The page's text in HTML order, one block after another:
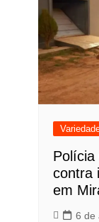
Polícia
contra
em
6 de